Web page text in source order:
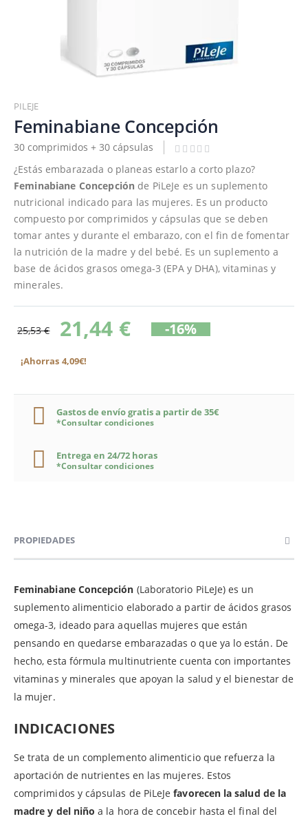
al
comienzo
de
la
galería
de
imágenes
PILEJE
Feminabiane Concepción
30 comprimidos + 30 cápsulas
¿Estás embarazada o planeas estarlo a corto plazo?
Feminabiane Concepción de PiLeJe es un suplemento
nutricional indicado para las mujeres. Es un producto
compuesto por comprimidos y cápsulas que se deben
tomar antes y durante el embarazo, con el fin de fomentar
la nutrición de la madre y del bebé. Es un suplemento a
base de ácidos grasos omega-3 (EPA y DHA), vitaminas y
minerales.
25,53 € 21,44 € -16%
¡Ahorras 4,09€!
Gastos de envío gratis a partir de 35€
*Consultar condiciones
Entrega en 24/72 horas
*Consultar condiciones
PROPIEDADES
Feminabiane Concepción (Laboratorio PiLeJe) es un
suplemento alimenticio elaborado a partir de ácidos grasos
omega-3, ideado para aquellas mujeres que están
pensando en quedarse embarazadas o que ya lo están. De
hecho, esta fórmula multinutriente cuenta con importantes
vitaminas y minerales que apoyan la salud y el bienestar de
la mujer.
INDICACIONES
Se trata de un complemento alimenticio que refuerza la
aportación de nutrientes en las mujeres. Estos
comprimidos y cápsulas de PiLeJefavorecen la salud de la
madre y del niño a la hora de concebir hasta el final del